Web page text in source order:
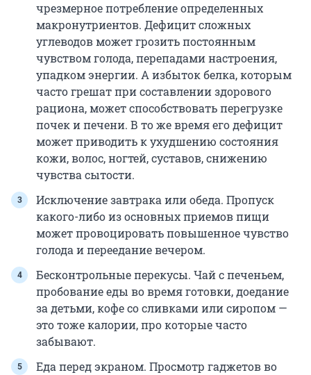
чрезмерное потребление определенных
макронутриентов. Дефицит сложных
углеводов может грозить постоянным
чувством голода, перепадами настроения,
упадком энергии. А избыток белка, которым
часто грешат при составлении здорового
рациона, может способствовать перегрузке
почек и печени. В то же время его дефицит
может приводить к ухудшению состояния
кожи, волос, ногтей, суставов, снижению
чувства сытости.
Исключение завтрака или обеда. Пропуск
какого-либо из основных приемов пищи
может провоцировать повышенное чувство
голода и переедание вечером.
Бесконтрольные перекусы. Чай с печеньем,
пробование еды во время готовки, доедание
за детьми, кофе со сливками или сиропом —
это тоже калории, про которые часто
забывают.
Еда перед экраном. Просмотр гаджетов во